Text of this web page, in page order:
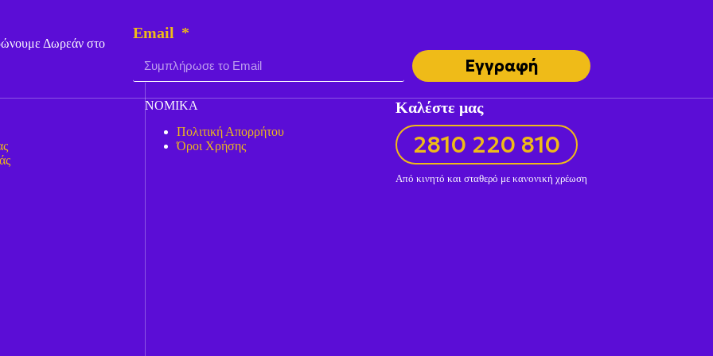
Δωρεάν στο
Email
Εγγραφή
ΝΟΜΙΚΑ
Πολιτική Απορρήτου
Όροι Χρήσης
Καλέστε μας
2810 220 810
Από κινητό και σταθερό με κανονική χρέωση